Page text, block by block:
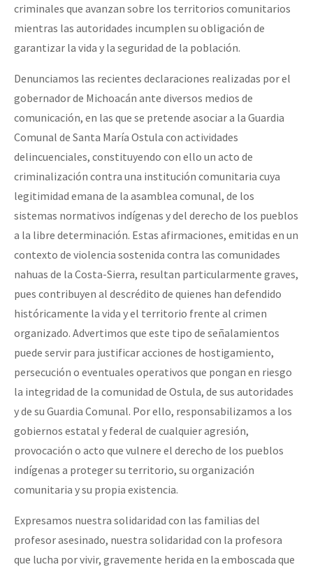
criminales que avanzan sobre los territorios comunitarios
mientras las autoridades incumplen su obligación de
garantizar la vida y la seguridad de la población.
Denunciamos las recientes declaraciones realizadas por el
gobernador de Michoacán ante diversos medios de
comunicación, en las que se pretende asociar a la Guardia
Comunal de Santa María Ostula con actividades
delincuenciales, constituyendo con ello un acto de
criminalización contra una institución comunitaria cuya
legitimidad emana de la asamblea comunal, de los
sistemas normativos indígenas y del derecho de los pueblos
a la libre determinación. Estas afirmaciones, emitidas en un
contexto de violencia sostenida contra las comunidades
nahuas de la Costa-Sierra, resultan particularmente graves,
pues contribuyen al descrédito de quienes han defendido
históricamente la vida y el territorio frente al crimen
organizado. Advertimos que este tipo de señalamientos
puede servir para justificar acciones de hostigamiento,
persecución o eventuales operativos que pongan en riesgo
la integridad de la comunidad de Ostula, de sus autoridades
y de su Guardia Comunal. Por ello, responsabilizamos a los
gobiernos estatal y federal de cualquier agresión,
provocación o acto que vulnere el derecho de los pueblos
indígenas a proteger su territorio, su organización
comunitaria y su propia existencia.
Expresamos nuestra solidaridad con las familias del
profesor asesinado, nuestra solidaridad con la profesora
que lucha por vivir, gravemente herida en la emboscada que